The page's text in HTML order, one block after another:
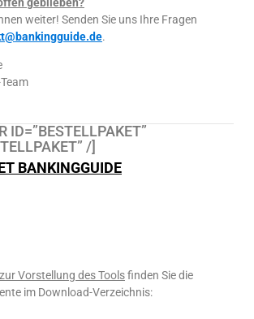
weiter! Senden Sie uns Ihre Fragen
.
ID=”BESTELLPAKET”
/]
BANKINGGUIDE
Vorstellung des Toolsfinden Sie die
im Download-Verzeichnis: